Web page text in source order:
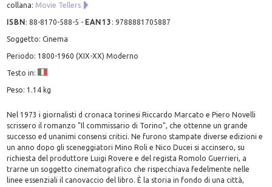
collana: Movie Tellers
ISBN:88-8170-588-5 - EAN13 :9788881705887
Soggetto: Cinema
Periodo: 1800-1960 (XIX-XX) Moderno
Testo in:
Peso: 1.14 kg
Nel 1973 i giornalisti d cronaca torinesi Riccardo Marcato e Piero Novelli
scrissero il romanzo "Il commissario di Torino", che ottenne un grande
successo ed unanimi consensi critici. Ne furono stampate diverse edizioni e
un anno dopo gli sceneggiatori Mino Roli e Nico Ducei si accinsero, su
richiesta del produttore Luigi Rovere e del regista Romolo Guerrieri, a
trarne un soggetto cinematografico che rispecchiava fedelmente nelle
linee essenziali il canovaccio del libro. È la storia in fondo di una città,